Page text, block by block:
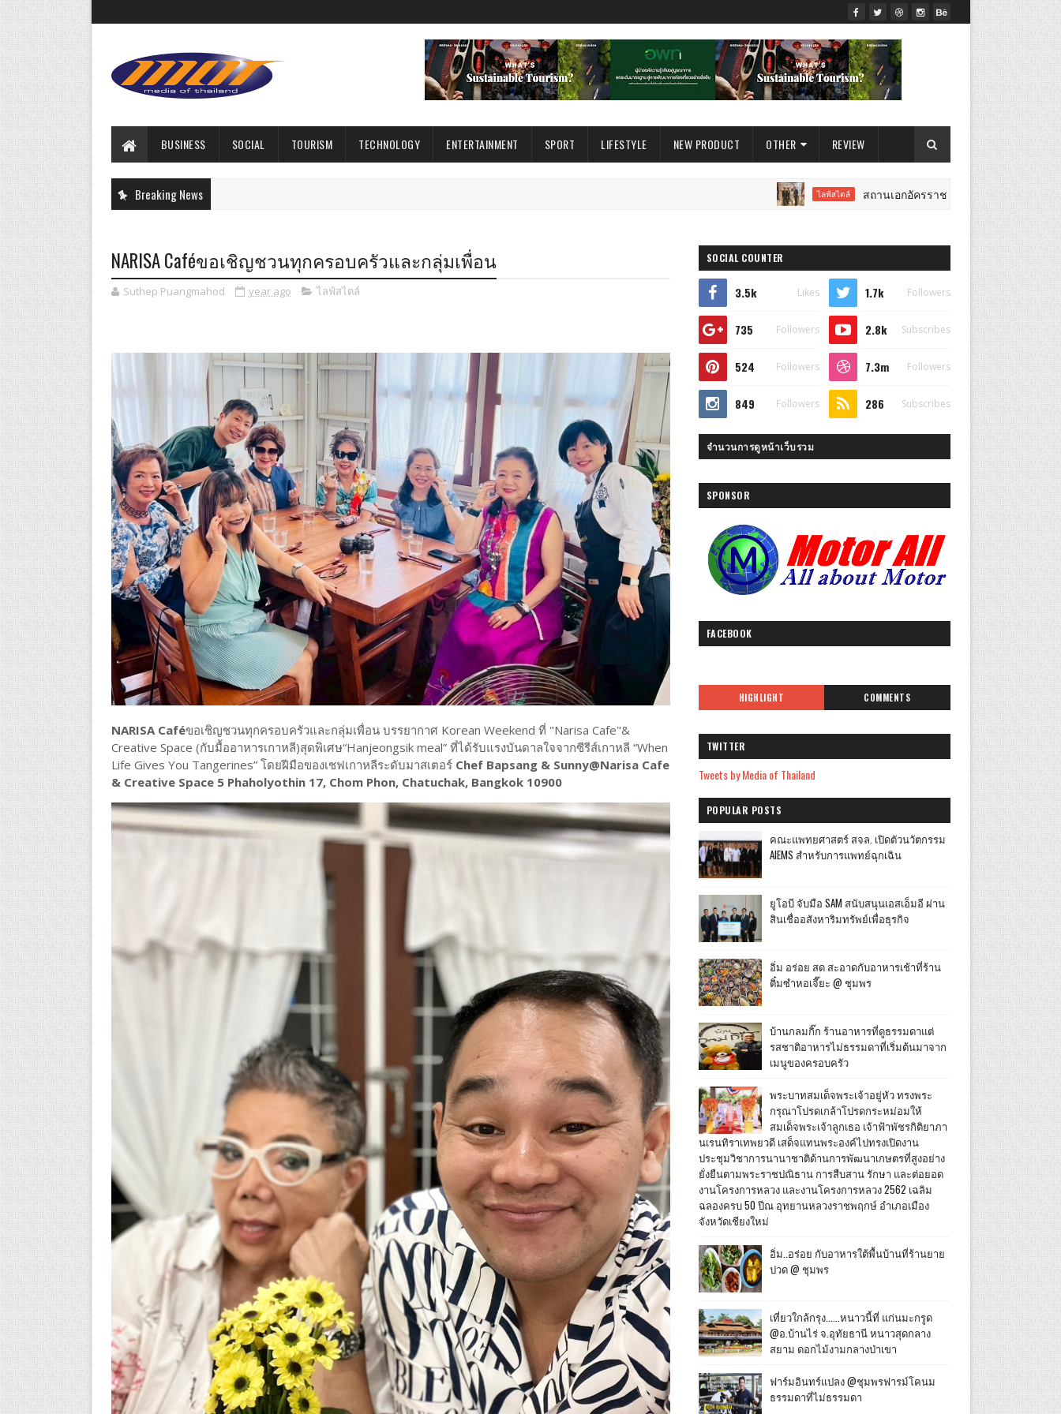
BUSINESS SOCIAL TOURISM TECHNOLOGY ENTERTAINMENT SPORT LIFESTYLE NEW PRODUCT OTHER REVIEW
Breaking News สถานเอกอัครราชทูตสาธารณรัฐเปรูประจำประเทศไทย จั
NARISA Caféขอเชิญชวนทุกครอบครัวและกลุ่มเพื่อน
Suthep Puangmahod year ago ไลฟ์สไตล์
NARISA Caféขอเชิญชวนทุกครอบครัวและกลุ่มเพื่อน บรรยากาศ Korean Weekend ที่ "Narisa Cafe"&
Creative Space (กับมื้ออาหารเกาหลี)สุดพิเศษ“Hanjeongsik meal” ที่ได้รับแรงบันดาลใจจากซีรีส์เกาหลี “When
Life Gives You Tangerines” โดยฝีมือของเชฟเกาหลีระดับมาสเตอร์ Chef Bapsang & Sunny@Narisa Cafe
& Creative Space 5 Phaholyothin 17, Chom Phon, Chatuchak, Bangkok 10900
SOCIAL COUNTER
3.5k Likes 1.7k Followers
735 Followers 2.8k Subscribes
524 Followers 7.3m Followers
849 Followers 286 Subscribes
จำนวนการดูหน้าเว็บรวม
SPONSOR
FACEBOOK
HIGHLIGHT COMMENTS
TWITTER
Tweets by Media of Thailand
POPULAR POSTS
คณะแพทยศาสตร์ สจล. เปิดตัวนวัตกรรม
AIEMS สำหรับการแพทย์ฉุกเฉิน
ยูโอบี จับมือ SAM สนับสนุนเอสเอ็มอี ผ่าน
สินเชื่ออสังหาริมทรัพย์เพื่อธุรกิจ
อิ่ม อร่อย สด สะอาดกับอาหารเช้าที่ร้าน
ติ๋มซำหอเจี๊ยะ @ ชุมพร
บ้านกลมกิ๊ก ร้านอาหารที่ดูธรรมดาแต่
รสชาติอาหารไม่ธรรมดาที่เริ่มต้นมาจาก
เมนูของครอบครัว
พระบาทสมเด็จพระเจ้าอยู่หัว ทรงพระ
กรุณาโปรดเกล้าโปรดกระหม่อมให้
สมเด็จพระเจ้าลูกเธอ เจ้าฟ้าพัชรกิติยาภา
นเรนทิราเทพยวดี เสด็จแทนพระองค์ไปทรงเปิดงาน
ประชุมวิชาการนานาชาติด้านการพัฒนาเกษตรที่สูงอย่าง
ยั่งยืนตามพระราชปณิธาน การสืบสาน รักษา และต่อยอด
งานโครงการหลวง และงานโครงการหลวง 2562 เฉลิม
ฉลองครบ 50 ปีณ อุทยานหลวงราชพฤกษ์ อำเภอเมือง
จังหวัดเชียงใหม่
อิ่ม..อร่อย กับอาหารใต้พื้นบ้านที่ร้านยาย
ปวด @ ชุมพร
เที่ยวใกล้กรุง......หนาวนี้ที่ แก่นมะกรูด
@อ.บ้านไร่ จ.อุทัยธานี หนาวสุดกลาง
สยาม ดอกไม้งามกลางป่าเขา
ฟาร์มอินทร์แปลง @ชุมพรฟารม์โคนม
ธรรมดาที่ไม่ธรรมดา